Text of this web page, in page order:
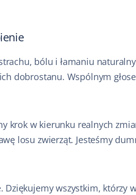
bólu i łamaniu
dobrostanu. Wspólnym
krok w kierunku realnych
losu zwierząt. Jesteśmy
Dziękujemy wszystkim,